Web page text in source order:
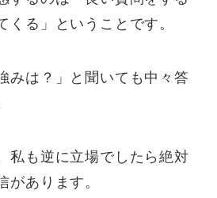
くる」ということです。
みは？」と聞いても中々答
私も逆に立場でしたら絶対
があります。